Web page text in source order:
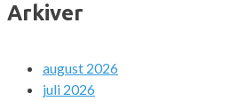
Arkiver
august 2026
juli 2026